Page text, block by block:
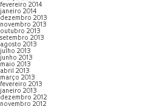
fevereiro 2014
janeiro 2014
dezembro 2013
novembro 2013
outubro 2013
setembro 2013
agosto 2013
julho 2013
junho 2013
maio 2013
abril 2013
março 2013
fevereiro 2013
janeiro 2013
dezembro 2012